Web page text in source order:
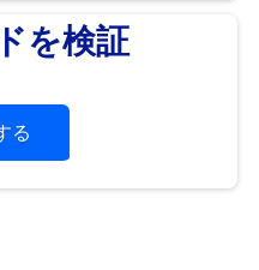
を検証
る